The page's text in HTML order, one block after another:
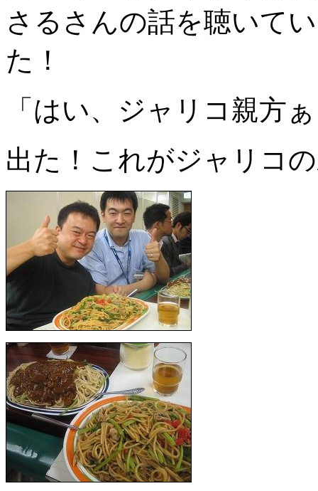
さるさんの話を聴いて
た！
「はい、ジャリコ親方
出た！これがジャリコ